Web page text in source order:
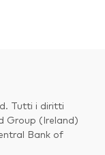
Tutti i diritti
Group (Ireland)
Bank of